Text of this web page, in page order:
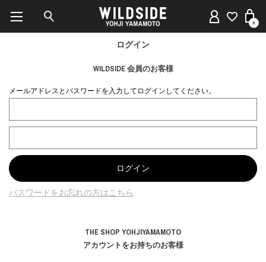
0
ログイン
WILDSIDE 会員のお客様
メールアドレスとパスワードを入力してログインしてください。
パスワードをお忘れの方はこちら
THE SHOP YOHJIYAMAMOTO
アカウントをお持ちのお客様